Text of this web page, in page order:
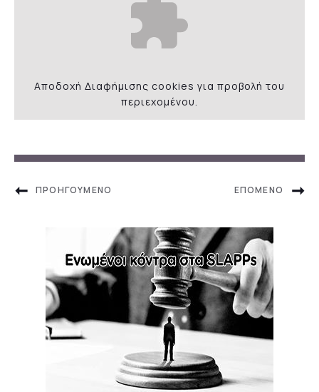
Αποδοχή Διαφήμισης cookies για προβολή του
περιεχομένου.